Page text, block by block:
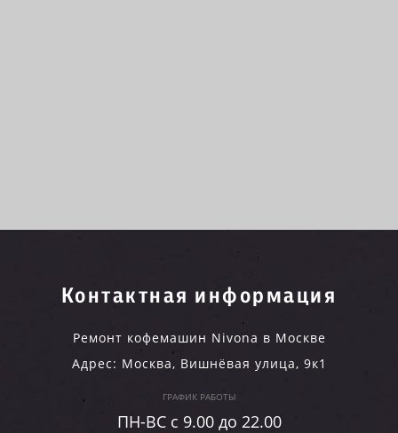
Контактная информация
Ремонт кофемашин Nivona в Москве
Адрес: Москва, Вишнёвая улица, 9к1
ГРАФИК РАБОТЫ
ПН-ВC c 9.00 до 22.00